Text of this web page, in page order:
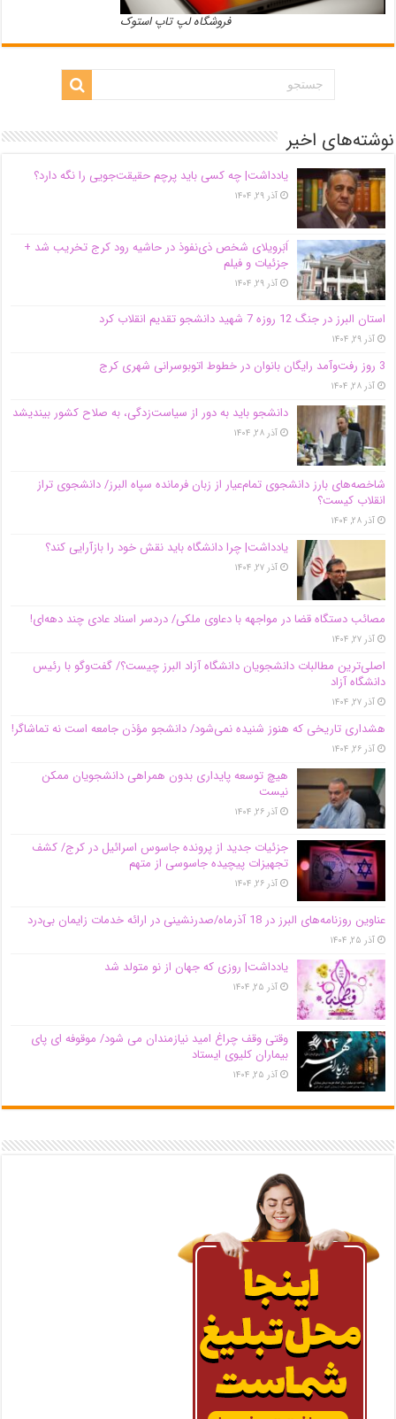
فروشگاه لپ تاپ استوک
نوشته‌های اخیر
یادداشت| ‌چه کسی باید پرچم حقیقت‌جویی را نگه دارد؟
آذر ۲۹, ۱۴۰۴
اَبَر‌ویلای شخص ذی‌نفوذ در حاشیه‌ رود کرج تخریب شد +
جزئیات و فیلم
آذر ۲۹, ۱۴۰۴
استان البرز در جنگ 12 روزه 7 شهید دانشجو تقدیم انقلاب کرد
آذر ۲۹, ۱۴۰۴
3 روز رفت‌وآمد رایگان بانوان در خطوط اتوبوسرانی شهری کرج
آذر ۲۸, ۱۴۰۴
دانشجو باید به دور از سیاست‌زدگی، به صلاح کشور بیندیشد
آذر ۲۸, ۱۴۰۴
شاخصه‌های بارز دانشجوی تمام‌عیار از زبان فرمانده سپاه البرز/ دانشجوی تراز
انقلاب کیست؟
آذر ۲۸, ۱۴۰۴
یادداشت| چرا دانشگاه باید نقش خود را بازآرایی کند؟
آذر ۲۷, ۱۴۰۴
مصائب دستگاه قضا در مواجهه با دعاوی ملکی/ دردسر اسناد عادی چند‌ دهه‌ای!
آذر ۲۷, ۱۴۰۴
اصلی‌ترین مطالبات دانشجویان دانشگاه آزاد البرز چیست؟/ گفت‌وگو با رئیس
دانشگاه آز‌اد
آذر ۲۷, ۱۴۰۴
هشداری تاریخی که هنوز شنیده نمی‌شود/ دانشجو مؤذن جامعه است نه تماشاگر!
آذر ۲۶, ۱۴۰۴
هیچ توسعه پایداری بدون همراهی دانشجویان ممکن
نیست
آذر ۲۶, ۱۴۰۴
جزئیات جدید از پرونده جاسوس اسرائیل در کرج/‌ کشف
تجهیزات پیچیده جاسوسی از متهم
آذر ۲۶, ۱۴۰۴
عناوین روزنامه‌های البرز در ‌18 آذرماه/صدرنشینی در ارائه خدمات زایمان بی‌درد
آذر ۲۵, ۱۴۰۴
یادداشت| روزی که جهان از نو متولد شد
آذر ۲۵, ۱۴۰۴
وقتی وقف چراغ امید نیازمندان می شود/ موقوفه ای پای
بیماران کلیوی ایستاد
آذر ۲۵, ۱۴۰۴